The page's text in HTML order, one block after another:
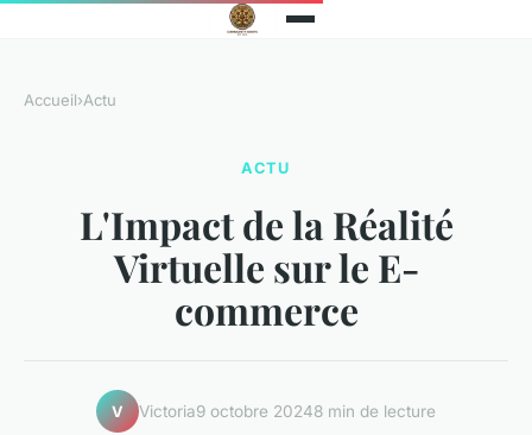
Accueil›Actu
ACTU
L'Impact de la Réalité
Virtuelle sur le E-
commerce
V Victoria9 octobre 20248 min de lecture